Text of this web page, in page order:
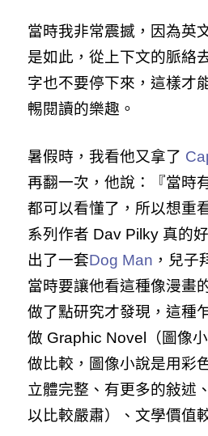
當時我非常震撼，因為英
是如此，從上下文的脈絡
字也不要停下來，這樣才
𣈱閱讀的樂趣。
暑假時，我看他又拿了
再翻一次，他說：『當時
都可以看懂了，所以想重
系列作者 Dav Pilky 真的
出了一套Dog Man ，兒子
當時要讓他看這種像漫畫
做了點研究才發現，這種
做 Graphic Novel（圖像
做比較，圖像小說是用彩
立體完整、有更多的敍述
以比較嚴肅）、文學價值